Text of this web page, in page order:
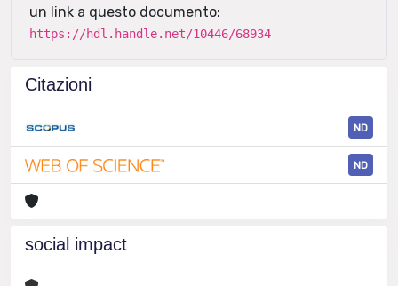
un link a questo documento:
https://hdl.handle.net/10446/68934
Citazioni
ND
ND
social impact